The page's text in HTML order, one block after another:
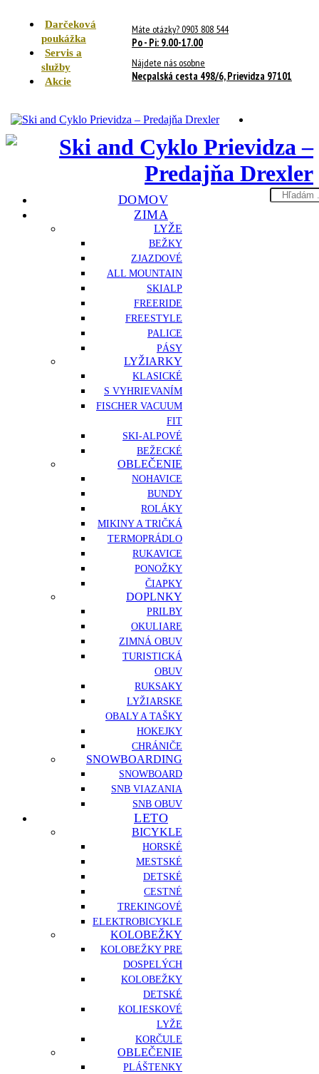
Darčeková
poukážka
Servis a
služby
Akcie
Máte otázky? 0903 808 544
Po - Pi: 9.00-17.00
Nájdete nás osobne
Necpalská cesta 498/6, Prievidza 97101
DOMOV
ZIMA
LYŽE
BEŽKY
ZJAZDOVÉ
ALL MOUNTAIN
SKIALP
FREERIDE
FREESTYLE
PALICE
PÁSY
LYŽIARKY
KLASICKÉ
S VYHRIEVANÍM
FISCHER VACUUM
FIT
SKI-ALPOVÉ
BEŽECKÉ
OBLEČENIE
NOHAVICE
BUNDY
ROLÁKY
MIKINY A TRIČKÁ
TERMOPRÁDLO
RUKAVICE
PONOŽKY
ČIAPKY
DOPLNKY
PRILBY
OKULIARE
ZIMNÁ OBUV
TURISTICKÁ
OBUV
RUKSAKY
LYŽIARSKE
OBALY A TAŠKY
HOKEJKY
CHRÁNIČE
SNOWBOARDING
SNOWBOARD
SNB VIAZANIA
SNB OBUV
LETO
BICYKLE
HORSKÉ
MESTSKÉ
DETSKÉ
CESTNÉ
TREKINGOVÉ
ELEKTROBICYKLE
KOLOBEŽKY
KOLOBEŽKY PRE
DOSPELÝCH
KOLOBEŽKY
DETSKÉ
KOLIESKOVÉ
LYŽE
KORČULE
OBLEČENIE
PLÁŠTENKY
Search
here